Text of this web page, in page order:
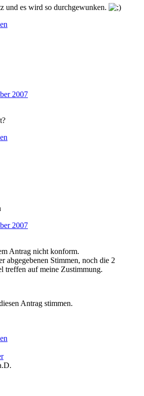
und es wird so durchgewunken.
2007
2007
Antrag nicht konform.
abgegebenen Stimmen, noch die 2
treffen auf meine Zustimmung.
Antrag stimmen.